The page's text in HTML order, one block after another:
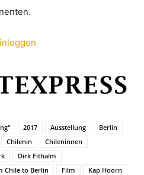
2017 Ausstellung
Berlin
Chilenin
Chileninnen
Dirk Fithalm
Chile to Berlin
Film
Kap Hoorn